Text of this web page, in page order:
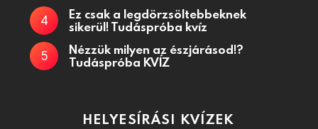
Ez csak a legdörzsöltebbeknek
sikerül! Tudáspróba kvíz
Nézzük milyen az észjárásod!?
Tudáspróba KVÍZ
HELYESÍRÁSI KVÍZEK